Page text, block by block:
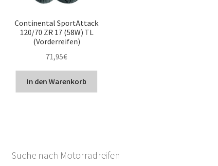
Continental SportAttack
120/70 ZR 17 (58W) TL
(Vorderreifen)
71,95€
In den Warenkorb
Suche nach Motorradreifen